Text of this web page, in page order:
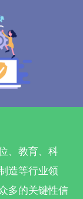
、教育、科
造等行业领
多的关键性信